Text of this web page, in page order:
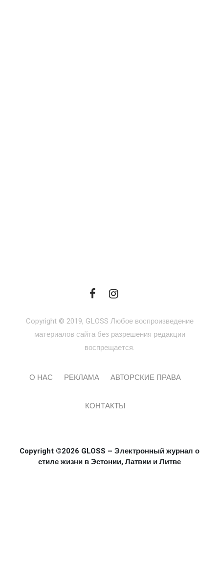
Copyright © 2019, GLOSS Любое воспроизведение
материалов сайта без разрешения редакции
воспрещается.
О НАС РЕКЛАМА АВТОРСКИЕ ПРАВА
КОНТАКТЫ
Copyright ©2026 GLOSS – Электронный журнал о
стиле жизни в Эстонии, Латвии и Литве